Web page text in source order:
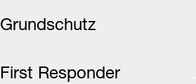
Grundschutz
First Responder